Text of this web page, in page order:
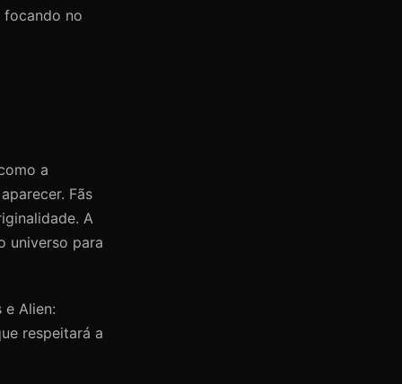
focando no
a
Fãs
A
universo para
Alien:
respeitará a